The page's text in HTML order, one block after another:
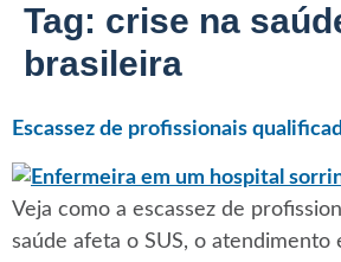
Tag: crise na
brasileira
Escassez de profissionais
Veja como a escassez de
saúde afeta o SUS, o atendimento